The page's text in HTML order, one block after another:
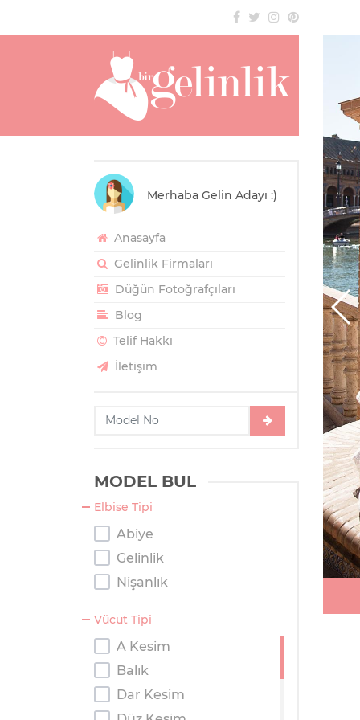
Merhaba Gelin Adayı :)
Anasayfa
Gelinlik Firmaları
Düğün Fotoğrafçıları
Blog
Telif Hakkı
İletişim
MODEL BUL
Elbise Tipi
Abiye
Gelinlik
Nişanlık
Vücut Tipi
A Kesim
Balık
Dar Kesim